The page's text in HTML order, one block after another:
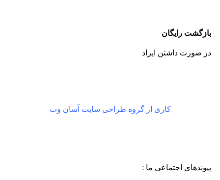
بازگشت رایگان
در صورت داشتن ایراد
کاری از گروه طراحی سایت آسان وب
پیوندهای اجتماعی ما :